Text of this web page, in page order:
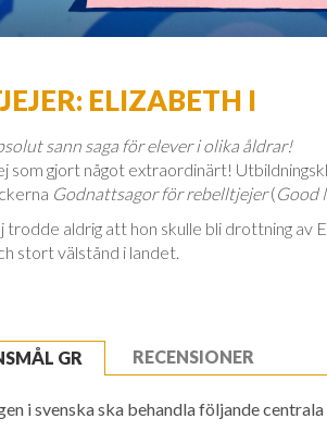
ELIZABETH I
sann saga för elever i olika åldrar!
som gjort något extraordinärt!
Godnattsagor för rebelltjejer(Good
trodde aldrig att hon skulle bli drottning av
stort välstånd i landet.
GR
i svenska ska behandla följande
RECENSIONER